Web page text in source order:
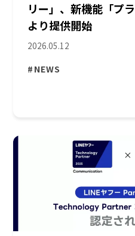
リー」、新機能「プ
より提供開始
2026.05.12
#NEWS